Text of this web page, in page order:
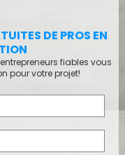
DE PROS EN
fiables vous
pour votre projet!